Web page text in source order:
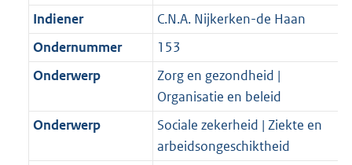
Indiener
C.N.A. Nijkerken-de Haan
Ondernummer
153
Onderwerp
Zorg en gezondheid |
Organisatie en beleid
Onderwerp
Sociale zekerheid | Ziekte en
arbeidsongeschiktheid